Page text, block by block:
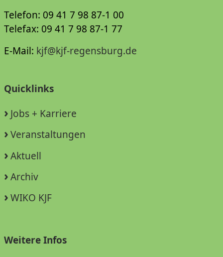
Telefon: 09 41 7 98 87-1 00
Telefax: 09 41 7 98 87-1 77
E-Mail: kjf@kjf-regensburg.de
Quicklinks
Jobs + Karriere
Veranstaltungen
Aktuell
Archiv
WIKO KJF
Weitere Infos